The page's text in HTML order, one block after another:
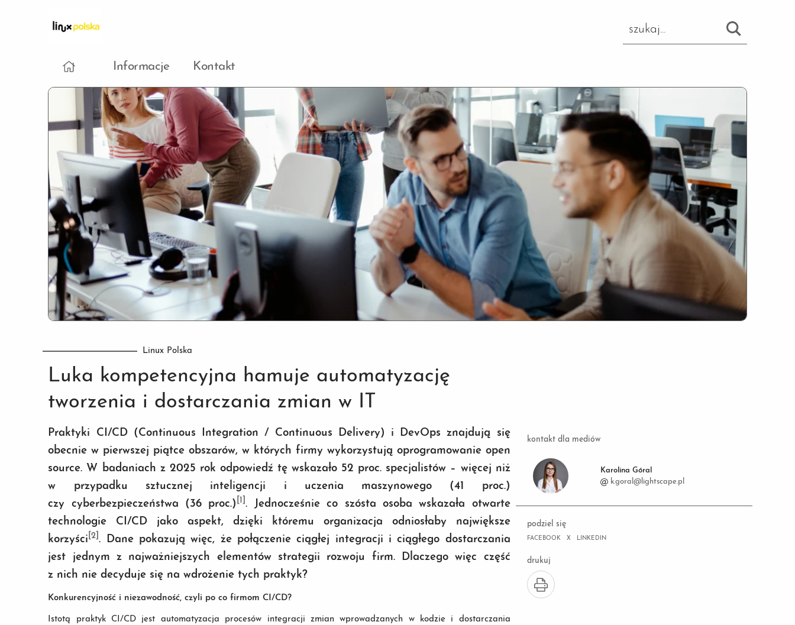
Informacje Kontakt
Linux Polska
Luka kompetencyjna hamuje automatyzację
tworzenia i dostarczania zmian w IT
Praktyki CI/CD (Continuous Integration / Continuous Delivery) i DevOps znajdują się
obecnie w pierwszej piątce obszarów, w których firmy wykorzystują oprogramowanie open
source. W badaniach z 2025 rok odpowiedź tę wskazało 52 proc. specjalistów – więcej niż
w przypadku sztucznej inteligencji i uczenia maszynowego (41 proc.)
czy cyberbezpieczeństwa (36 proc.) [1] . Jednocześnie co szósta osoba wskazała otwarte
technologie CI/CD jako aspekt, dzięki któremu organizacja odniosłaby największe
korzyści [2] . Dane pokazują więc, że połączenie ciągłej integracji i ciągłego dostarczania
jest jednym z najważniejszych elementów strategii rozwoju firm. Dlaczego więc część
z nich nie decyduje się na wdrożenie tych praktyk?
Konkurencyjność i niezawodność, czyli po co firmom CI/CD?
Istotą praktyk CI/CD jest automatyzacja procesów integracji zmian wprowadzanych w kodzie i dostarczania
kontakt dla mediów
Karolina Góral
k.goral@lightscape.pl
podziel się
FACEBOOK X LINKEDIN
drukuj